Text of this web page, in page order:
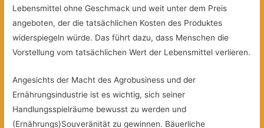
Lebensmittel ohne Geschmack und weit unter dem Preis
angeboten, der die tatsächlichen Kosten des Produktes
widerspiegeln würde. Das führt dazu, dass Menschen die
Vorstellung vom tatsächlichen Wert der Lebensmittel verlieren.
Angesichts der Macht des Agrobusiness und der
Ernährungsindustrie ist es wichtig, sich seiner
Handlungsspielräume bewusst zu werden und
(Ernährungs)Souveränität zu gewinnen. Bäuerliche